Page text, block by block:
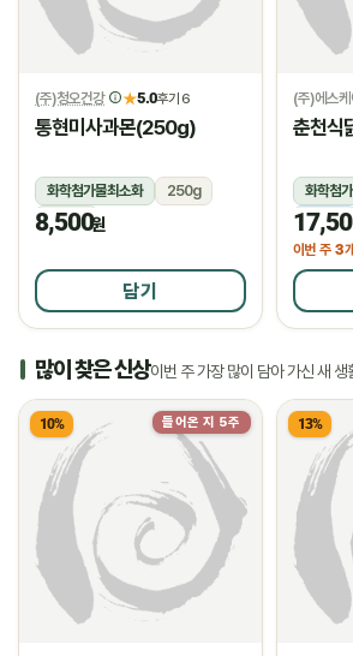
(주)청오건강 ★5.0후기 6
통현미사과몬(250g)
화학첨가물최소화
250g
상온
8,500원
담기
춘천식
화학첨
냉동
이번 주 3
많이 찾은 신상이번 주 가장 많이 담아 가신 새 생
들어온 지 5주
10% 13%